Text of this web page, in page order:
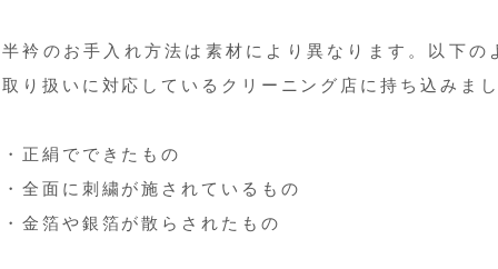
半衿のお手入れ方法は素材により異なります。以下の
取り扱いに対応しているクリーニング店に持ち込みま
・正絹でできたもの
・全面に刺繍が施されているもの
・金箔や銀箔が散らされたもの